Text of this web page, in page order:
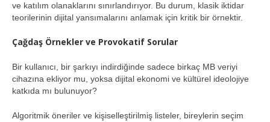
ve katılım olanaklarını sınırlandırıyor. Bu durum, klasik iktidar
teorilerinin dijital yansımalarını anlamak için kritik bir örnektir.
Çağdaş Örnekler ve Provokatif Sorular
Bir kullanıcı, bir şarkıyı indirdiğinde sadece birkaç MB veriyi
cihazına ekliyor mu, yoksa dijital ekonomi ve kültürel ideolojiye
katkıda mı bulunuyor?
Algoritmik öneriler ve kişiselleştirilmiş listeler, bireylerin seçim